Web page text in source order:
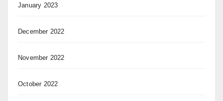
January 2023
December 2022
November 2022
October 2022